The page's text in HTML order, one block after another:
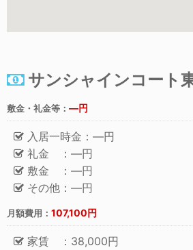
サンシャインコート
敷金・礼金等： ―円
入居一時金：―円
礼金 ：―円
敷金 ：―円
その他：―円
月額費用： 107,100円
家賃 ：38,000円